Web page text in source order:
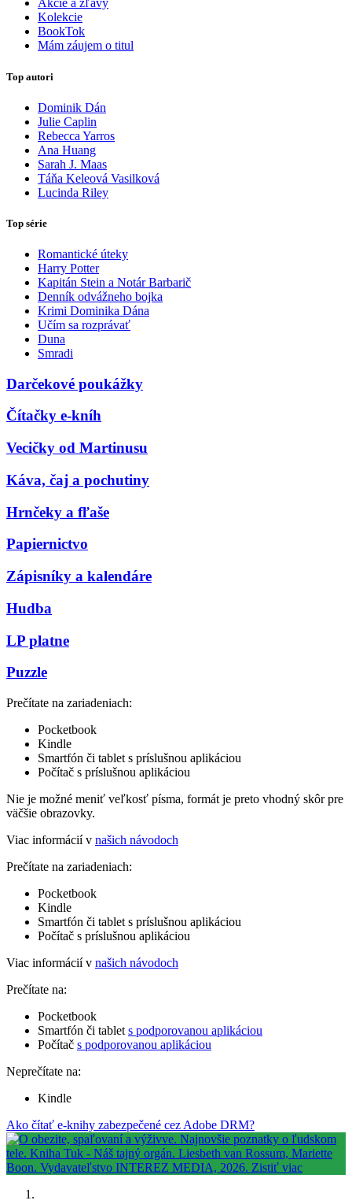
Akcie a zľavy
Kolekcie
BookTok
Mám záujem o titul
Top autori
Dominik Dán
Julie Caplin
Rebecca Yarros
Ana Huang
Sarah J. Maas
Táňa Keleová Vasilková
Lucinda Riley
Top série
Romantické úteky
Harry Potter
Kapitán Stein a Notár Barbarič
Denník odvážneho bojka
Krimi Dominika Dána
Učím sa rozprávať
Duna
Smradi
Darčekové poukážky
Čítačky e-kníh
Vecičky od Martinusu
Káva, čaj a pochutiny
Hrnčeky a fľaše
Papiernictvo
Zápisníky a kalendáre
Hudba
LP platne
Puzzle
Prečítate na zariadeniach:
Pocketbook
Kindle
Smartfón či tablet s príslušnou aplikáciou
Počítač s príslušnou aplikáciou
Nie je možné meniť veľkosť písma, formát je preto vhodný skôr pre
väčšie obrazovky.
Viac informácií v našich návodoch
Prečítate na zariadeniach:
Pocketbook
Kindle
Smartfón či tablet s príslušnou aplikáciou
Počítač s príslušnou aplikáciou
Viac informácií v našich návodoch
Prečítate na:
Pocketbook
Smartfón či tablet s podporovanou aplikáciou
Počítač s podporovanou aplikáciou
Neprečítate na:
Kindle
Ako čítať e-knihy zabezpečené cez Adobe DRM?